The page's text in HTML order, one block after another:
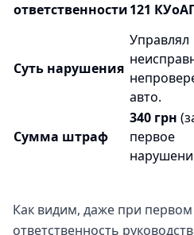
ответственности121
Суть нарушения
Управлял
авто.
Сумма штраф
340 грн
первое
Как видим, даже при
ответственность